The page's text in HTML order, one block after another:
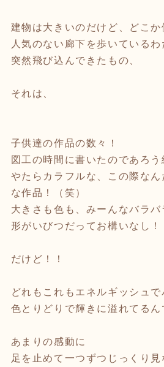
建物は大きいのだけど、どこか
人気のない廊下を歩いているわ
突然飛び込んできたもの、
それは、
子供達の作品の数々！
図工の時間に書いたのであろう
やたらカラフルな、この際なん
な作品！（笑）
大きさも色も、みーんなバラバ
形がいびつだってお構いなし！
だけど！！
どれもこれもエネルギッシュで
色とりどりで輝きに溢れてるん
あまりの感動に
足を止めて一つずつじっくり見